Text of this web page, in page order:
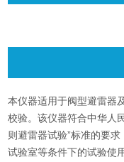
本仪器适用于阀型避雷器
校验。该仪器符合中华人
则避雷器试验”标准的要
试验室等条件下的试验使